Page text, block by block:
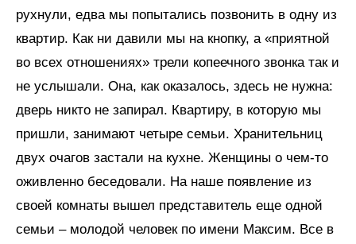
рухнули, едва мы попытались позвонить в одну из
квартир. Как ни давили мы на кнопку, а «приятной
во всех отношениях» трели копеечного звонка так и
не услышали. Она, как оказалось, здесь не нужна:
дверь никто не запирал. Квартиру, в которую мы
пришли, занимают четыре семьи. Хранительниц
двух очагов застали на кухне. Женщины о чем-то
оживленно беседовали. На наше появление из
своей комнаты вышел представитель еще одной
семьи – молодой человек по имени Максим. Все в